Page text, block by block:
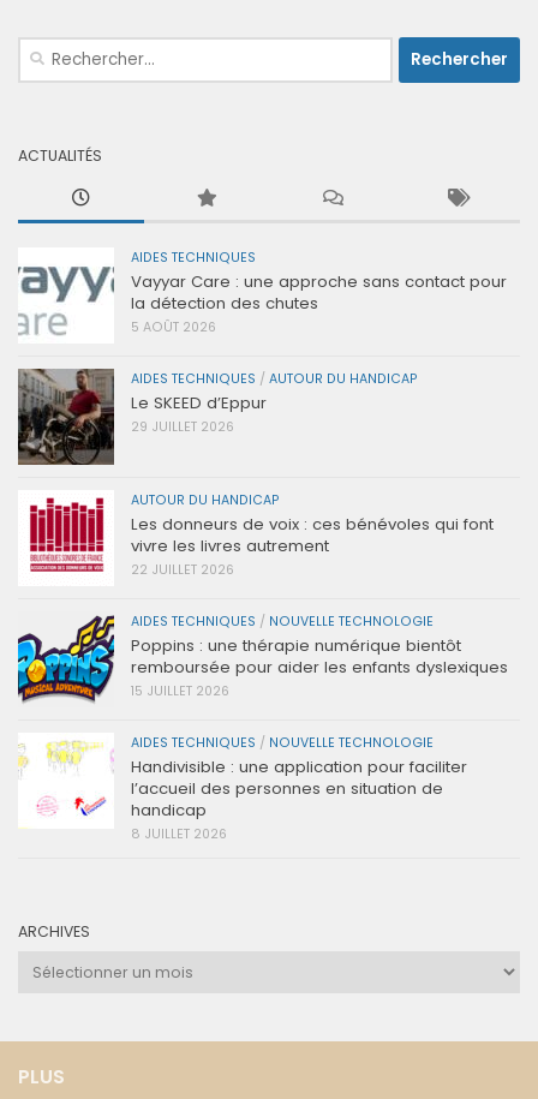
Rechercher :
ACTUALITÉS
AIDES TECHNIQUES
Vayyar Care : une approche sans contact pour
la détection des chutes
5 AOÛT 2026
AIDES TECHNIQUES / AUTOUR DU HANDICAP
Le SKEED d’Eppur
29 JUILLET 2026
AUTOUR DU HANDICAP
Les donneurs de voix : ces bénévoles qui font
vivre les livres autrement
22 JUILLET 2026
AIDES TECHNIQUES / NOUVELLE TECHNOLOGIE
Poppins : une thérapie numérique bientôt
remboursée pour aider les enfants dyslexiques
15 JUILLET 2026
AIDES TECHNIQUES / NOUVELLE TECHNOLOGIE
Handivisible : une application pour faciliter
l’accueil des personnes en situation de
handicap
8 JUILLET 2026
ARCHIVES
Archives
PLUS